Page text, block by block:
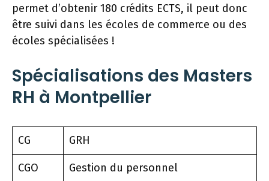
permet d’obtenir 180 crédits ECTS, il peut donc
être suivi dans les écoles de commerce ou des
écoles spécialisées !
Spécialisations des Masters
RH à Montpellier
CG GRH
CGO Gestion du personnel